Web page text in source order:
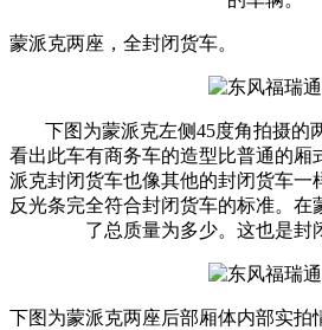
蒙派克两座，全封闭货车。
下图为蒙派克左侧45度角拍摄的
看出此车有商务车的造型比普通的厢
派克封闭货车也像其他的封闭货车一
反光条完全符合封闭货车的标准。在
了总质量为多少。这也是封
下图为蒙派克两座后部厢体内部实拍